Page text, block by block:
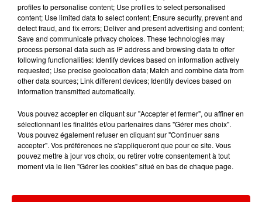
profiles to personalise content; Use profiles to select personalised
content; Use limited data to select content; Ensure security, prevent and
detect fraud, and fix errors; Deliver and present advertising and content;
Save and communicate privacy choices. These technologies may
process personal data such as IP address and browsing data to offer
following functionalities: Identify devices based on information actively
requested; Use precise geolocation data; Match and combine data from
other data sources; Link different devices; Identify devices based on
information transmitted automatically.
Vous pouvez accepter en cliquant sur "Accepter et fermer", ou affiner en
sélectionnant les finalités et/ou partenaires dans "Gérer mes choix".
Vous pouvez également refuser en cliquant sur "Continuer sans
accepter". Vos préférences ne s'appliqueront que pour ce site. Vous
pouvez mettre à jour vos choix, ou retirer votre consentement à tout
moment via le lien "Gérer les cookies" situé en bas de chaque page.